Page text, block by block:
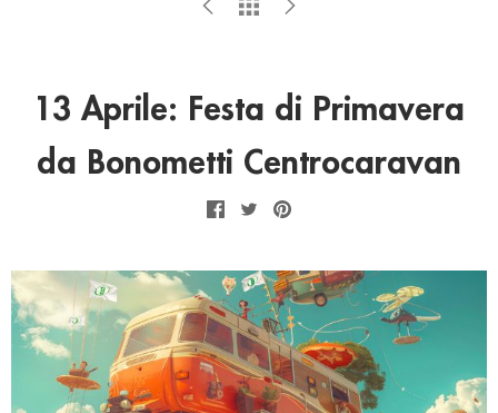
13 Aprile: Festa di Primavera
da Bonometti Centrocaravan